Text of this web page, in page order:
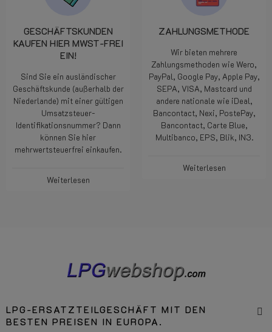
GESCHÄFTSKUNDEN
KAUFEN HIER MWST-FREI
EIN!
Sind Sie ein ausländischer
Geschäftskunde (außerhalb der
Niederlande) mit einer gültigen
Umsatzsteuer-
Identifikationsnummer? Dann
können Sie hier
mehrwertsteuerfrei einkaufen.
Weiterlesen
ZAHLUNGSMETHODE
Wir bieten mehrere
Zahlungsmethoden wie Wero,
PayPal, Google Pay, Apple Pay,
SEPA, VISA, Mastcard und
andere nationale wie iDeal,
Bancontact, Nexi, PostePay,
Bancontact, Carte Blue,
Multibanco, EPS, Blik, IN3.
Weiterlesen
LPG-ERSATZTEILGESCHÄFT MIT DEN
BESTEN PREISEN IN EUROPA.